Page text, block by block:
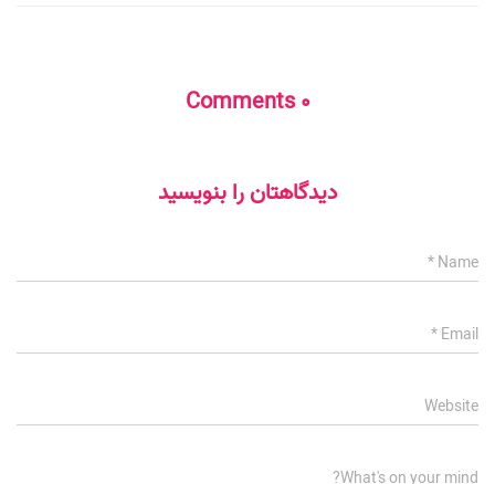
0 Comments
دیدگاهتان را بنویسید
Name
*
Email
*
Website
What's on your mind?